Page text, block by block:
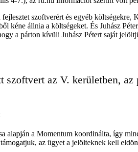
szoftverért és egyéb
kéne állnia a költségeket. És Juhász
a párton kívüli Juhász Pétert saját
az V. kerületben,
a Momentum koordinálta, így
az ügyet a jelölteknek kell